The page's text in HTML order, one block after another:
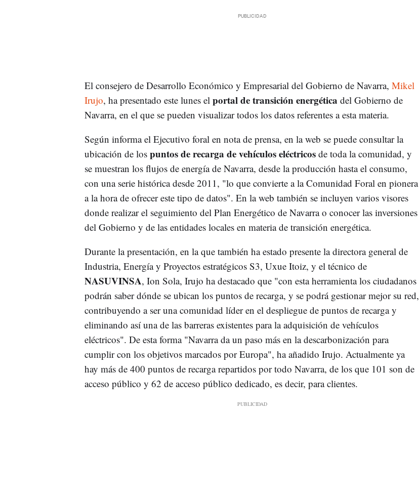
El consejero de Desarrollo Económico y Empresarial del Gobierno de Navarra, Mikel
Irujo, ha presentado este lunes elportal de transición energética del Gobierno de
Navarra, en el que se pueden visualizar todos los datos referentes a esta materia.
Según informa el Ejecutivo foral en nota de prensa, en la web se puede consultar la
ubicación de los puntos de recarga de vehículos eléctricosde toda la comunidad, y
se muestran los flujos de energía de Navarra, desde la producción hasta el consumo,
con una serie histórica desde 2011, "lo que convierte a la Comunidad Foral en pionera
a la hora de ofrecer este tipo de datos". En la web también se incluyen varios visores
donde realizar el seguimiento del Plan Energético de Navarra o conocer las inversiones
del Gobierno y de las entidades locales en materia de transición energética.
Durante la presentación, en la que también ha estado presente la directora general de
Industria, Energía y Proyectos estratégicos S3, Uxue Itoiz, y el técnico de
NASUVINSA, Ion Sola, Irujo ha destacado que "con esta herramienta los ciudadanos
podrán saber dónde se ubican los puntos de recarga, y se podrá gestionar mejor su red,
contribuyendo a ser una comunidad líder en el despliegue de puntos de recarga y
eliminando así una de las barreras existentes para la adquisición de vehículos
eléctricos". De esta forma "Navarra da un paso más en la descarbonización para
cumplir con los objetivos marcados por Europa", ha añadido Irujo. Actualmente ya
hay más de 400 puntos de recarga repartidos por todo Navarra, de los que 101 son de
acceso público y 62 de acceso público dedicado, es decir, para clientes.